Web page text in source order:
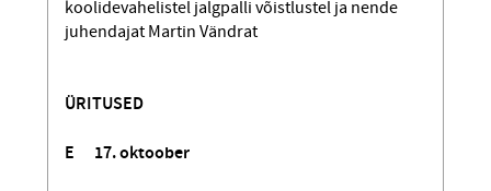
koolidevahelistel jalgpalli võistlustel ja nende
juhendajat Martin Vändrat
ÜRITUSED
E 17. oktoober